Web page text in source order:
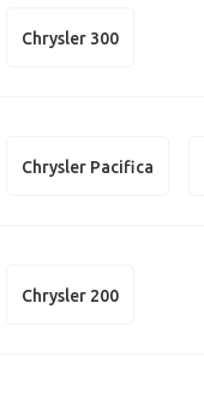
Chrysler 300
Chrysler Pacifica
Chrysler 200